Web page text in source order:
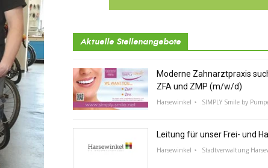
Aktuelle Stellenangebote
Moderne Zahnarztpraxis
ZFA und ZMP (m/w/d)
Harsewinkel SIMPLY Smile by
Leitung für unser Frei- und
Harsewinkel Stadtverwaltung